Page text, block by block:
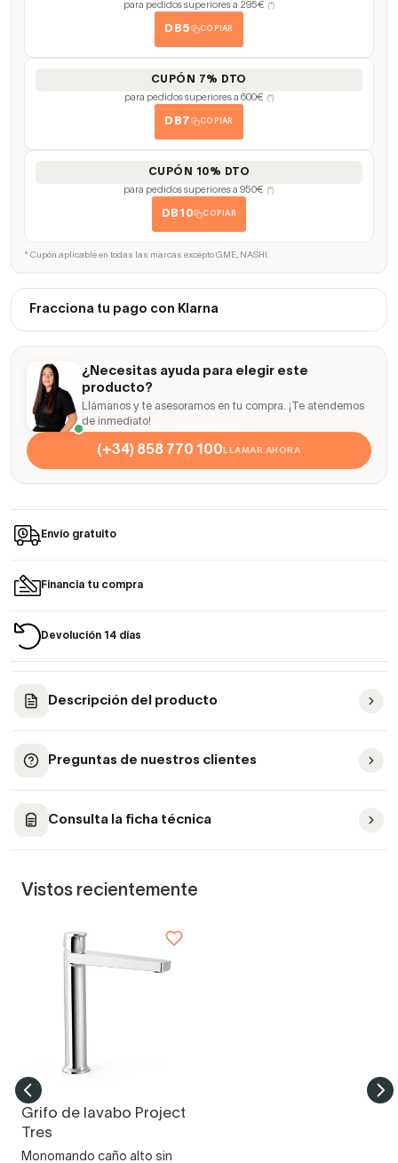
para pedidos superiores a 295€ (*)
DB5 COPIAR
CUPÓN 7% DTO
para pedidos superiores a 600€ (*)
DB7 COPIAR
CUPÓN 10% DTO
para pedidos superiores a 950€ (*)
DB10 COPIAR
* Cupón aplicable en todas las marcas excepto GME, NASHI.
Fracciona tu pago con Klarna
¿Necesitas ayuda para elegir este
producto?
Llámanos y te asesoramos en tu compra. ¡Te atendemos
de inmediato!
(+34) 858 770 100LLAMAR AHORA
Envío gratuito
Financia tu compra
Devolución 14 días
Descripción del producto
Preguntas de nuestros clientes
Consulta la ficha técnica
Vistos recientemente
Grifo de lavabo Project
Tres
Monomando caño alto sin